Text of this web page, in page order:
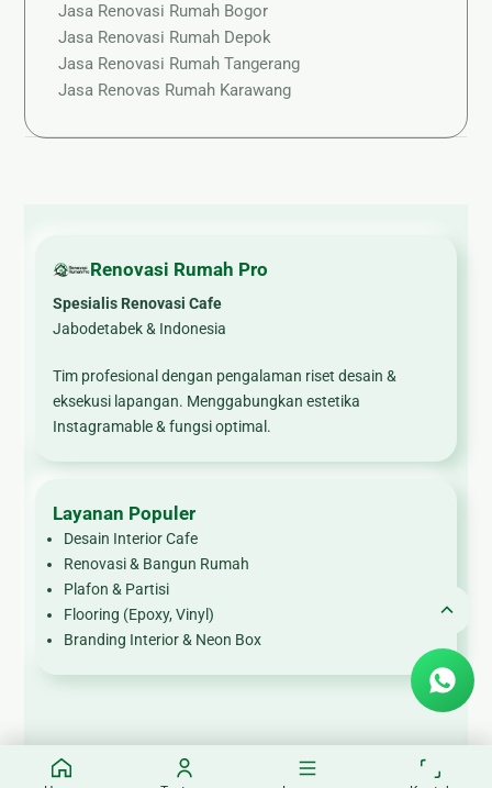
Jasa Renovasi Rumah Bogor
Jasa Renovasi Rumah Depok
Jasa Renovasi Rumah Tangerang
Jasa Renovas Rumah Karawang
Renovasi Rumah Pro
Spesialis Renovasi Cafe
Jabodetabek & Indonesia
Tim profesional dengan pengalaman riset desain &
eksekusi lapangan. Menggabungkan estetika
Instagramable & fungsi optimal.
Layanan Populer
Desain Interior Cafe
Renovasi & Bangun Rumah
Plafon & Partisi
Flooring (Epoxy, Vinyl)
Branding Interior & Neon Box